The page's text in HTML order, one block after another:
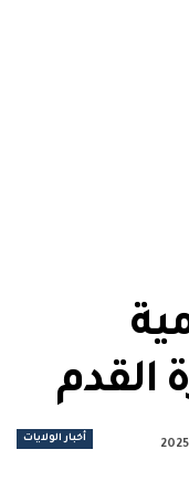
القدم
أخبار الولايات